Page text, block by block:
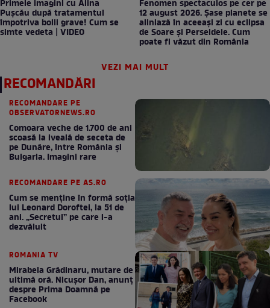
Primele imagini cu Alina
Pușcău după tratamentul
împotriva bolii grave! Cum se
simte vedeta | VIDEO
Fenomen spectaculos pe cer pe
12 august 2026. Șase planete se
aliniază în aceeași zi cu eclipsa
de Soare și Perseidele. Cum
poate fi văzut din România
VEZI MAI MULT
RECOMANDĂRI
RECOMANDARE PE
OBSERVATORNEWS.RO
Comoara veche de 1.700 de ani
scoasă la iveală de seceta de
pe Dunăre, între România şi
Bulgaria. Imagini rare
RECOMANDARE PE AS.RO
Cum se menţine în formă soţia
lui Leonard Doroftei, la 51 de
ani. „Secretul” pe care l-a
dezvăluit
ROMANIA TV
Mirabela Grădinaru, mutare de
ultimă oră. Nicuşor Dan, anunţ
despre Prima Doamnă pe
Facebook